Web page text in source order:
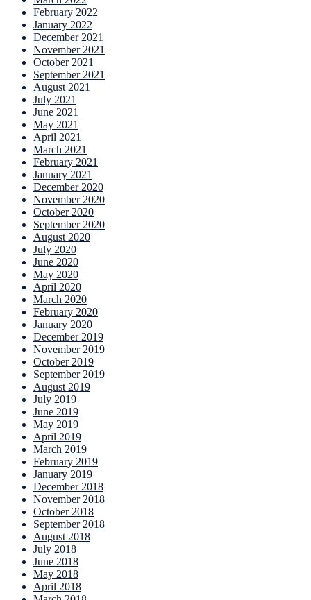
February 2022
January 2022
December 2021
November 2021
October 2021
September 2021
August 2021
July 2021
June 2021
May 2021
April 2021
March 2021
February 2021
January 2021
December 2020
November 2020
October 2020
September 2020
August 2020
July 2020
June 2020
May 2020
April 2020
March 2020
February 2020
January 2020
December 2019
November 2019
October 2019
September 2019
August 2019
July 2019
June 2019
May 2019
April 2019
March 2019
February 2019
January 2019
December 2018
November 2018
October 2018
September 2018
August 2018
July 2018
June 2018
May 2018
April 2018